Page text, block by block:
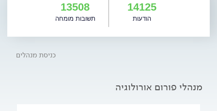
שפירה של הערמונית והפרעות בהטלת שתן אבנים בדרכי השתן.
בעיות באשכים: ורידים מורחבים (וריקוצל), הצטברות נוזלים ועוד.
נושאים נוספים באורולוגיה: זיהומים בדרכי השתן, מחלות מין ועוד.
14125
הודעות
13508
תשובות מומחה
כניסת מנהלים
מנהלי פורום אורולוגיה